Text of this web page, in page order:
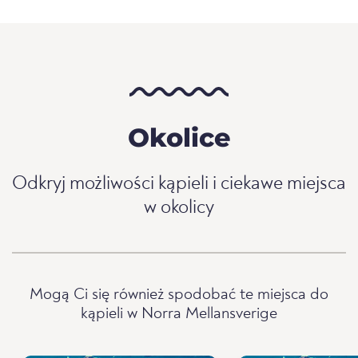
Okolice
Odkryj możliwości kąpieli i ciekawe miejsca
w okolicy
Mogą Ci się również spodobać te miejsca do
kąpieli w Norra Mellansverige